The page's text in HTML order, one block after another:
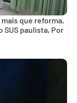
que reforma,
SUS paulista, Por